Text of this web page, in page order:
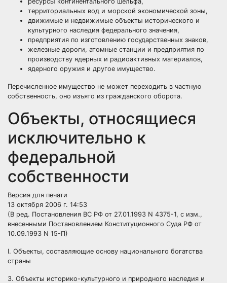
территориальных вод и морской экономической зоны,
движимые и недвижимые объекты исторического и
культурного наследия федерального значения,
предприятия по изготовлению государственных знаков,
железные дороги, атомные станции и предприятия по
производству ядерных и радиоактивных материалов,
ядерного оружия и другое имущество.
Перечисленное имущество не может переходить в частную
собственность, оно изъято из гражданского оборота.
Объекты, относящиеся
исключительно к
федеральной
собственности
Версия для печати
13 октября 2006 г. 14:53
(В ред. Постановления ВС РФ от 27.01.1993 N 4375-1, с изм.,
внесенными Постановлением Конституционного Суда РФ от
10.09.1993 N 15-П)
I. Объекты, составляющие основу национального богатства
страны
3. Объекты историко-культурного и природного наследия и